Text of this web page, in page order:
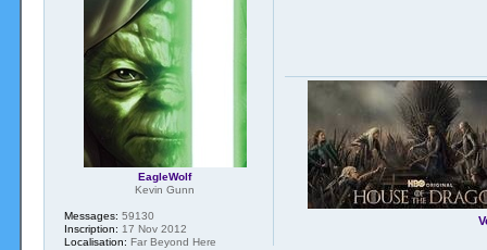
EagleWolf
Kevin Gunn
Messages: 59130
Inscription: 17 Nov 2012
Localisation: Far Beyond Here